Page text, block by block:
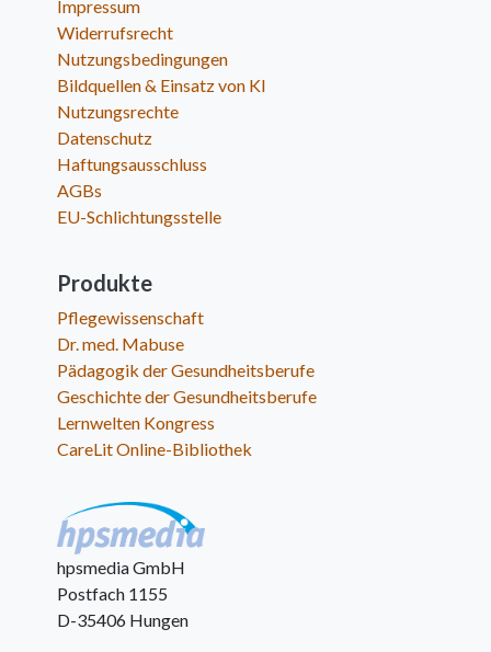
Impressum
Widerrufsrecht
Nutzungsbedingungen
Bildquellen & Einsatz von KI
Nutzungsrechte
Datenschutz
Haftungsausschluss
AGBs
EU-Schlichtungsstelle
Produkte
Pflegewissenschaft
Dr. med. Mabuse
Pädagogik der Gesundheitsberufe
Geschichte der Gesundheitsberufe
Lernwelten Kongress
CareLit Online-Bibliothek
hpsmedia GmbH
Postfach 1155
D-35406 Hungen